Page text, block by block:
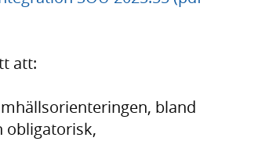
att:
bland
obligatorisk,